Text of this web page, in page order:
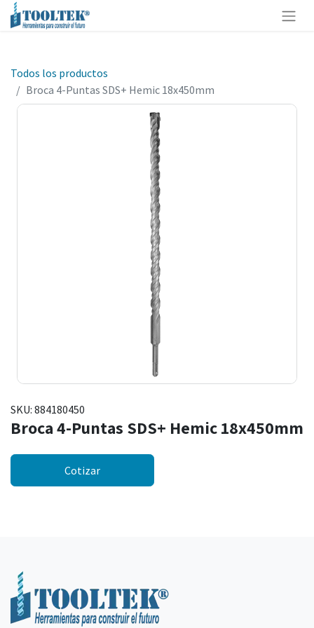
Todos los productos
Broca 4-Puntas SDS+ Hemic 18x450mm
SKU: 884180450
Broca 4-Puntas SDS+ Hemic 18x450mm
Cotizar